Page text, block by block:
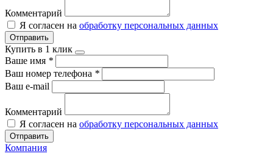
Комментарий
Я согласен на обработку персональных данных
Отправить
Купить в 1 клик
Ваше имя *
Ваш номер телефона *
Ваш e-mail
Комментарий
Я согласен на обработку персональных данных
Отправить
Компания